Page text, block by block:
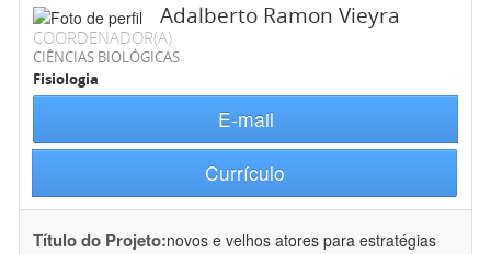
Adalberto Ramon Vieyra
COORDENADOR(A)
CIÊNCIAS BIOLÓGICAS
Fisiologia
E-mail
Currículo
Título do Projeto:novos e velhos atores para estratégias